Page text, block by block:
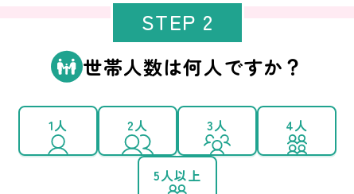
STEP 2
世帯人数は何人ですか？
1人 2人 3人 4人
5人以上